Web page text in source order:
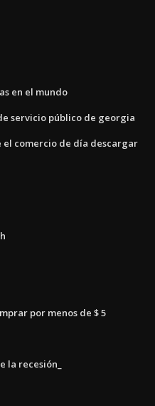
en el mundo
servicio público de georgia
el comercio de día descargar
por menos de $ 5
la recesión_